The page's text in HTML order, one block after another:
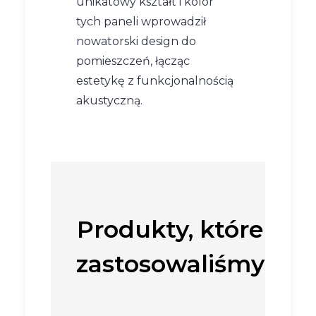
tych paneli wprowadził
nowatorski design do
pomieszczeń, łącząc
estetykę z funkcjonalnością
akustyczną.
Produkty, które
zastosowaliśmy